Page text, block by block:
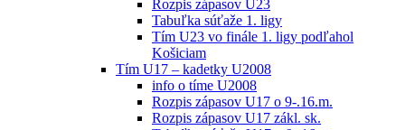
Rozpis zápasov U23
Tabuľka súťaže 1. ligy
Tím U23 vo finále 1. ligy podľahol
Košiciam
Tím U17 – kadetky U2008
info o tíme U2008
Rozpis zápasov U17 o 9-.16.m.
Rozpis zápasov U17 zákl. sk.